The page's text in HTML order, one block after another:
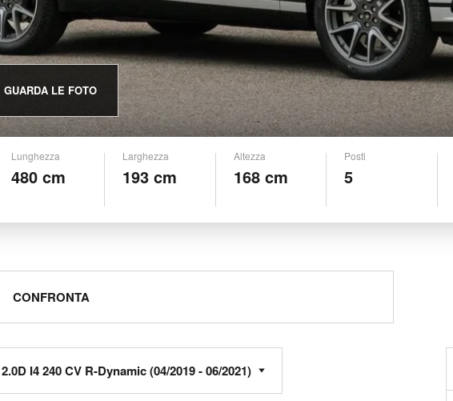
GUARDA LE FOTO
Lunghezza
480 cm
Larghezza
193 cm
Altezza
168 cm
Posti
5
CONFRONTA